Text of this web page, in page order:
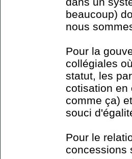
beaucoup)
nous
Pour la
collégiales
statut, les
cotisation en
comme ça)
souci
Pour le
concessions